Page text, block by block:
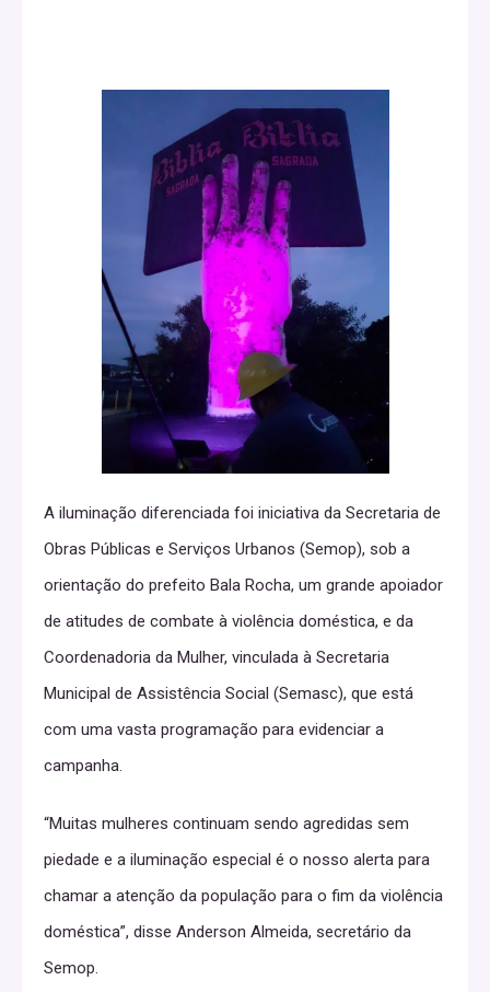
A iluminação diferenciada foi iniciativa da Secretaria de
Obras Públicas e Serviços Urbanos (Semop), sob a
orientação do prefeito Bala Rocha, um grande apoiador
de atitudes de combate à violência doméstica, e da
Coordenadoria da Mulher, vinculada à Secretaria
Municipal de Assistência Social (Semasc), que está
com uma vasta programação para evidenciar a
campanha.
“Muitas mulheres continuam sendo agredidas sem
piedade e a iluminação especial é o nosso alerta para
chamar a atenção da população para o fim da violência
doméstica”, disse Anderson Almeida, secretário da
Semop.